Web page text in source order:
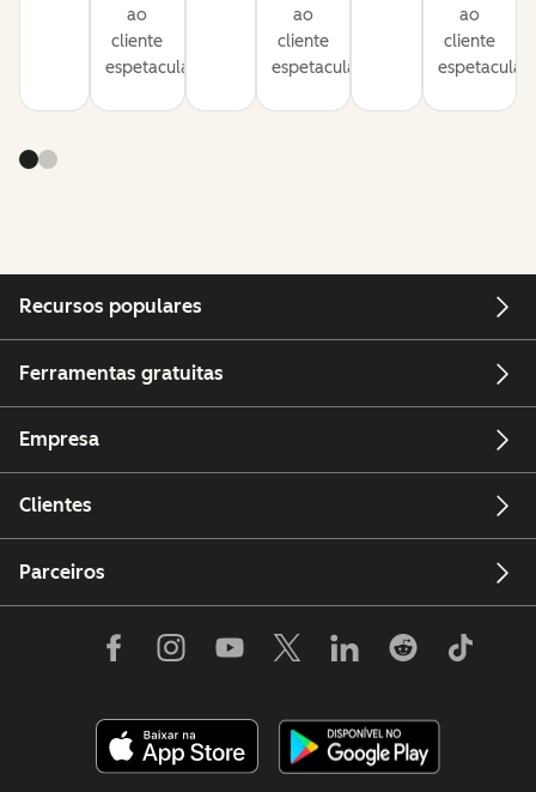
ao
cliente
espetacular.
ao
cliente
espetacular.
ao
cliente
espetacular.
Recursos populares
Ferramentas gratuitas
Empresa
Clientes
Parceiros